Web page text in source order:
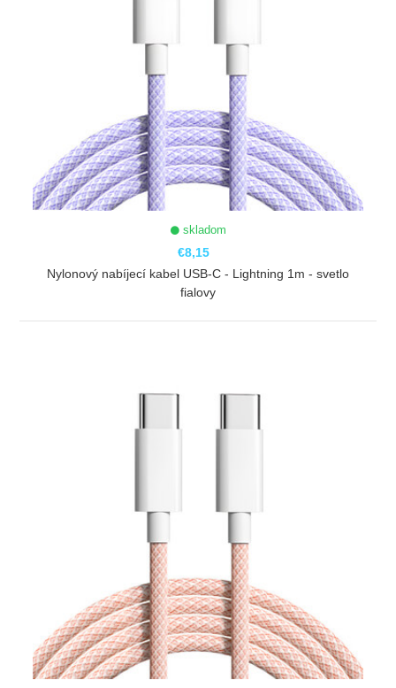
skladom
€8,15
Nylonový nabíjecí kabel USB-C - Lightning 1m - svetlo
fialovy